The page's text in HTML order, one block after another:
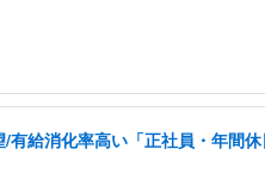
給消化率高い「正社員・年間